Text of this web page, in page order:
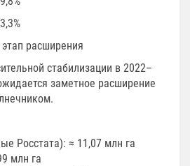
расширения
стабилизации в 2022–
заметное расширение
Росстата): ≈ 11,07 млн га
млн га